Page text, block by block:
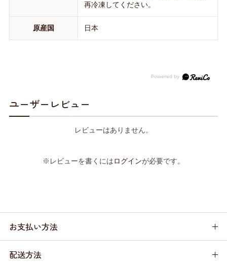
再冷凍してください。
原産国 日本
ユーザーレビュー
レビューはありません。
※レビューを書くにはログインが必要です。
お支払い方法
配送方法